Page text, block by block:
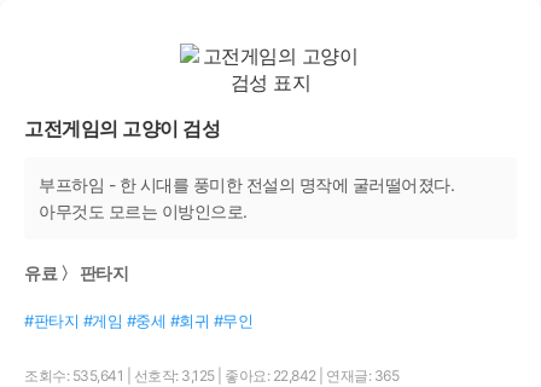
고전게임의 고양이 검성
부프하임 - 한 시대를 풍미한 전설의 명작에 굴러떨어졌다.
아무것도 모르는 이방인으로.
유료 〉 판타지
#판타지 #게임 #중세 #회귀 #무인
조회수: 535,641 선호작: 3,125 좋아요: 22,842 연재글: 365